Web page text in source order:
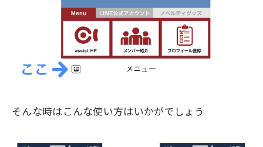
そんな時はこんな使い方はいかがでしょう